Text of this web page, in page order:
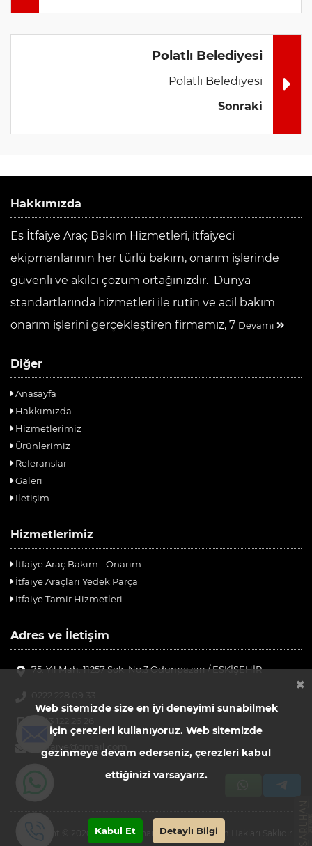
Polatlı Belediyesi
Polatlı Belediyesi
Sonraki
Hakkımızda
Es İtfaiye Araç Bakım Hizmetleri, itfaiyeci
ekipmanlarının her türlü bakım, onarım işlerinde
güvenli ve akılcı çözüm ortağınızdır. Dünya
standartlarında hizmetleri ile rutin ve acil bakım
onarım işlerini gerçekleştiren firmamız, 7 Devamı
Diğer
Anasayfa
Hakkımızda
Hizmetlerimiz
Ürünlerimiz
Referanslar
Galeri
İletişim
Hizmetlerimiz
İtfaiye Araç Bakım - Onarım
İtfaiye Araçları Yedek Parça
İtfaiye Tamir Hizmetleri
Adres ve İletişim
75. Yıl Mah. 11257 Sok. No:3 Odunpazarı / ESKİŞEHİR
0543 122 26 26
esitfaiye@gmail.com
Copyright © 2020 - 2026 Saruhan Web Ajans | Tüm Hakları Saklıdır.
×
Web sitemizde size en iyi deneyimi sunabilmek
için çerezleri kullanıyoruz. Web sitemizde
gezinmeye devam ederseniz, çerezleri kabul
ettiğinizi varsayarız.
Kabul Et Detaylı Bilgi